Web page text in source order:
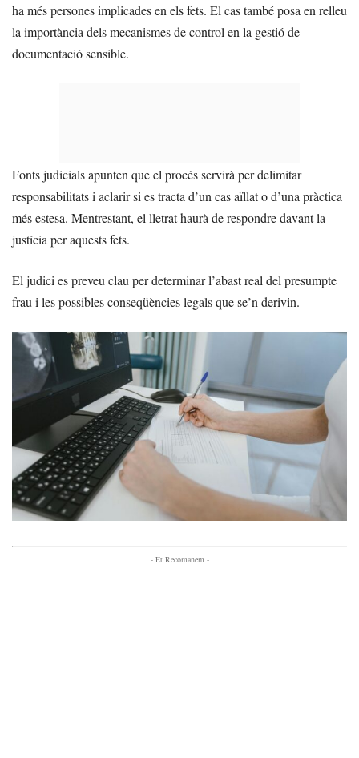
ha més persones implicades en els fets. El cas també posa en relleu
la importància dels mecanismes de control en la gestió de
documentació sensible.
Fonts judicials apunten que el procés servirà per delimitar
responsabilitats i aclarir si es tracta d’un cas aïllat o d’una pràctica
més estesa. Mentrestant, el lletrat haurà de respondre davant la
justícia per aquests fets.
El judici es preveu clau per determinar l’abast real del presumpte
frau i les possibles conseqüències legals que se’n derivin.
- Et Recomanem -